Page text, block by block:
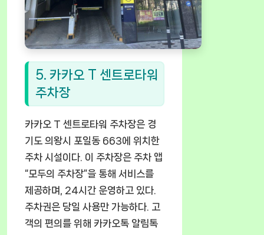
5. 카카오 T 센트로타워
주차장
카카오 T 센트로타워 주차장은 경
기도 의왕시 포일동 663에 위치한
주차 시설이다. 이 주차장은 주차 앱
“모두의 주차장”을 통해 서비스를
제공하며, 24시간 운영하고 있다.
주차권은 당일 사용만 가능하다. 고
객의 편의를 위해 카카오톡 알림톡